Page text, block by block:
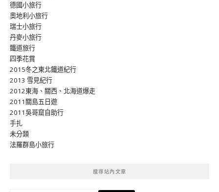
德國小旅行
奧地利小旅行
瑞士小旅行
丹麥小旅行
鐵道旅行
四季花賞
2015冬之東北鐵道紀行
2013 雪見紀行
2012東海、關西、北海道爆走
2011關島五日遊
2011吳哥窟自助行
手扎
未分類
法羅群島小旅行
搜尋站內文章